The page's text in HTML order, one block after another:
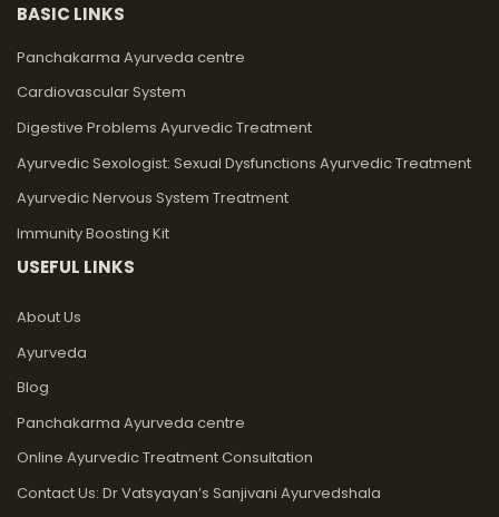
BASIC LINKS
Panchakarma Ayurveda centre
Cardiovascular System
Digestive Problems Ayurvedic Treatment
Ayurvedic Sexologist: Sexual Dysfunctions Ayurvedic Treatment
Ayurvedic Nervous System Treatment
Immunity Boosting Kit
USEFUL LINKS
About Us
Ayurveda
Blog
Panchakarma Ayurveda centre
Online Ayurvedic Treatment Consultation
Contact Us: Dr Vatsyayan’s Sanjivani Ayurvedshala